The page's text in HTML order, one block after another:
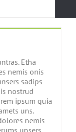
Etha
nemis onis
sadips
nostrud
ipsum quia
uns.
nemis
unsers